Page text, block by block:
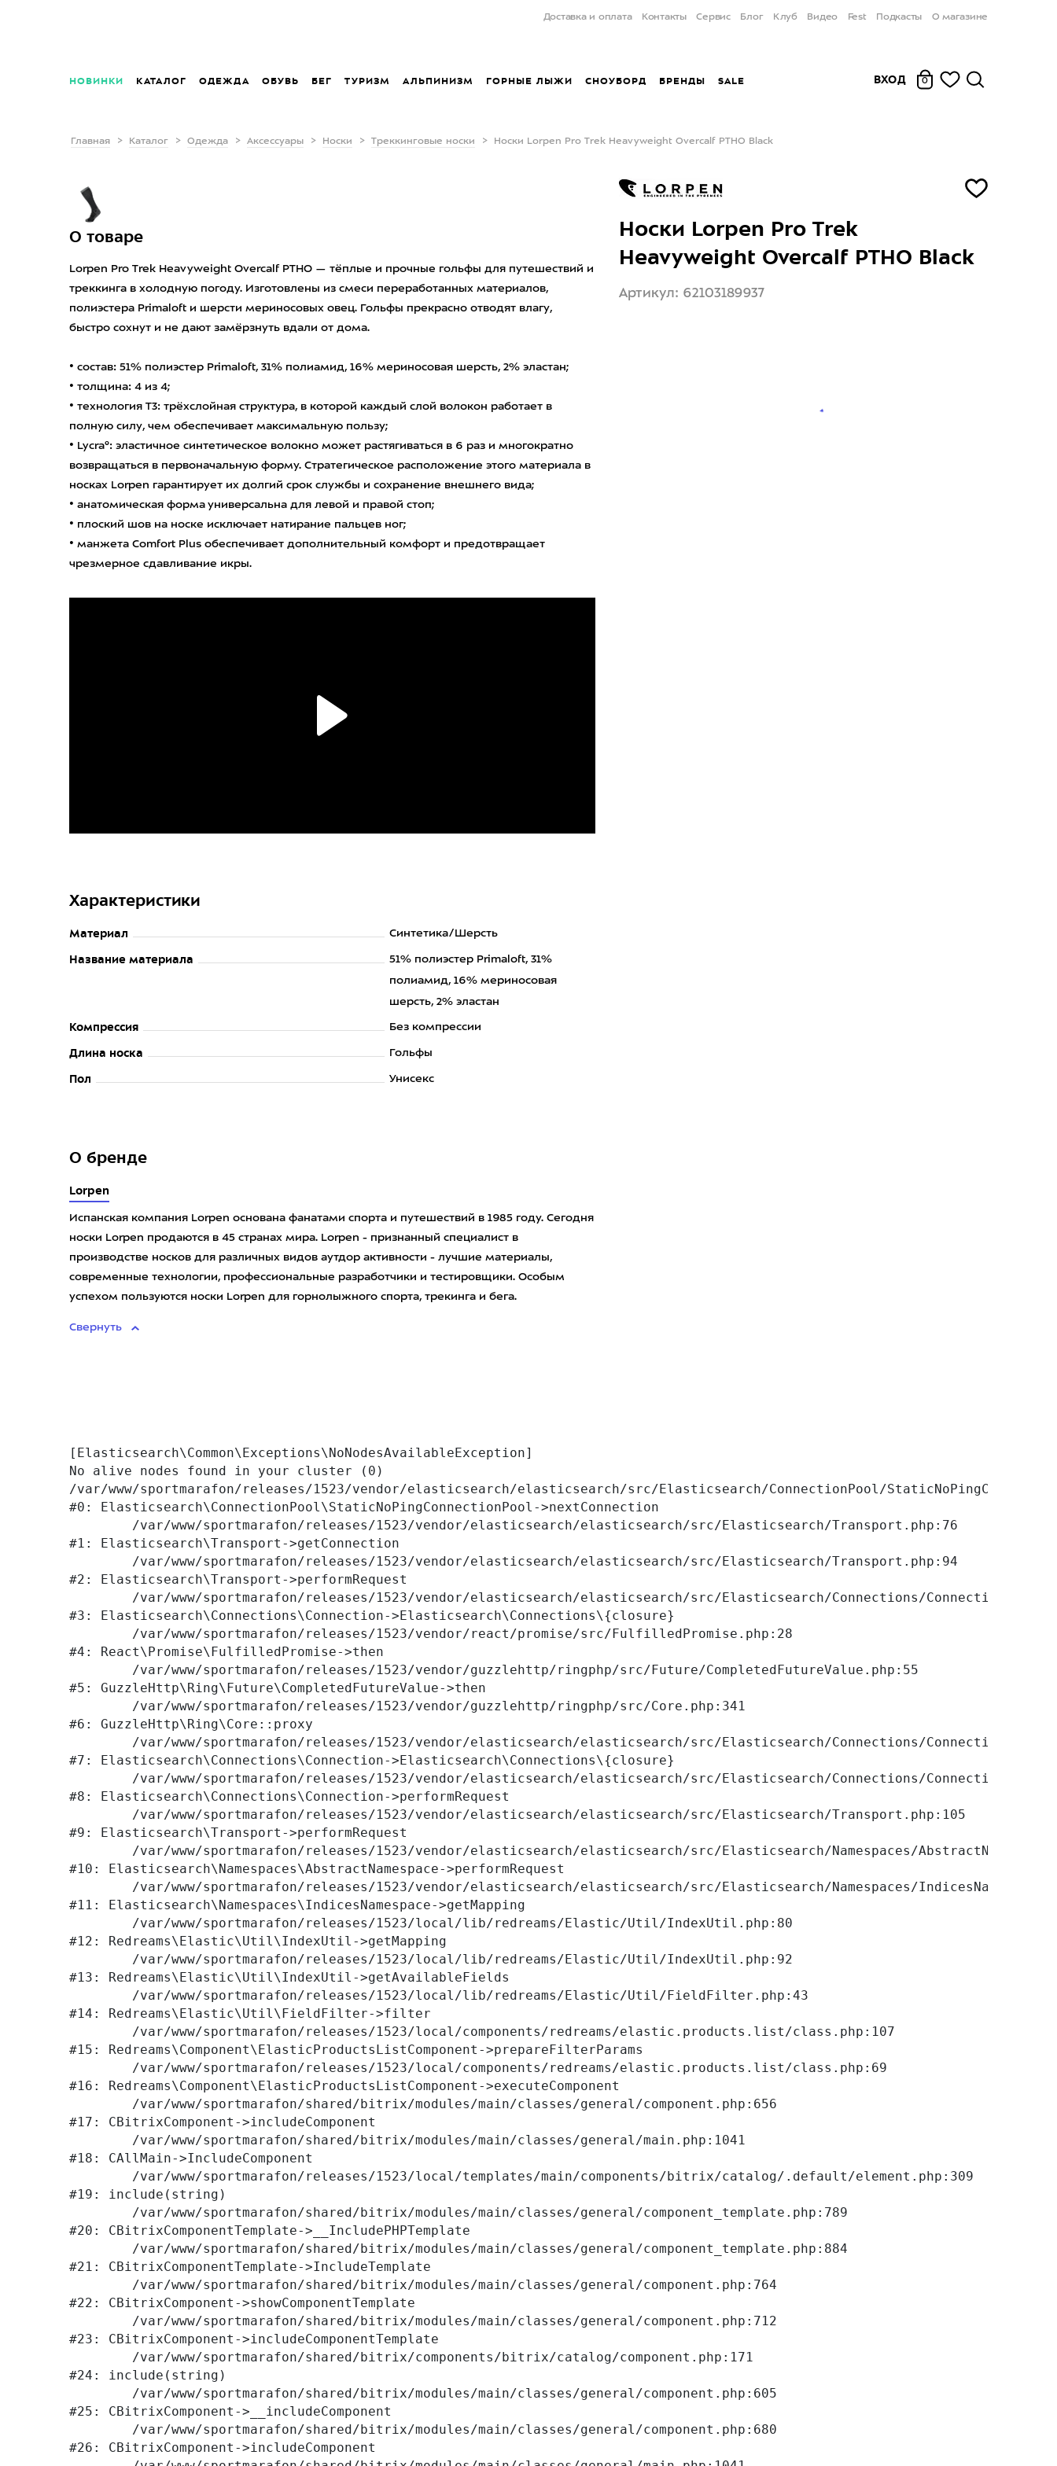
Доставка и оплата Контакты Сервис Блог Клуб Видео Fest Подкасты О магазине
НОВИНКИ КАТАЛОГ ОДЕЖДА ОБУВЬ БЕГ ТУРИЗМ АЛЬПИНИЗМ ГОРНЫЕ ЛЫЖИ СНОУБОРД БРЕНДЫ SALE ВХОД 0
Главная Каталог Одежда Аксессуары Носки Треккинговые носки Носки Lorpen Pro Trek Heavyweight Overcalf PTHO Black
О товаре
Lorpen Pro Trek Heavyweight Overcalf PTHO — тёплые и прочные гольфы для путешествий и
треккинга в холодную погоду. Изготовлены из смеси переработанных материалов,
полиэстера Primaloft и шерсти мериносовых овец. Гольфы прекрасно отводят влагу,
быстро сохнут и не дают замёрзнуть вдали от дома.
• состав: 51% полиэстер Primaloft, 31% полиамид, 16% мериносовая шерсть, 2% эластан;
• толщина: 4 из 4;
• технология T3: трёхслойная структура, в которой каждый слой волокон работает в
полную силу, чем обеспечивает максимальную пользу;
• Lycra®: эластичное синтетическое волокно может растягиваться в 6 раз и многократно
возвращаться в первоначальную форму. Стратегическое расположение этого материала в
носках Lorpen гарантирует их долгий срок службы и сохранение внешнего вида;
• анатомическая форма универсальна для левой и правой стоп;
• плоский шов на носке исключает натирание пальцев ног;
• манжета Comfort Plus обеспечивает дополнительный комфорт и предотвращает
чрезмерное сдавливание икры.
Характеристики
Материал Синтетика/Шерсть
Название материала
51% полиэстер Primaloft, 31%
полиамид, 16% мериносовая
шерсть, 2% эластан
Компрессия Без компрессии
Длина носка Гольфы
Пол Унисекс
О бренде
Lorpen
Испанская компания Lorpen основана фанатами спорта и путешествий в 1985 году. Сегодня
носки Lorpen продаются в 45 странах мира. Lorpen - признанный специалист в
производстве носков для различных видов аутдор активности - лучшие материалы,
современные технологии, профессиональные разработчики и тестировщики. Особым
успехом пользуются носки Lorpen для горнолыжного спорта, трекинга и бега.
Свернуть
Носки Lorpen Pro Trek
Heavyweight Overcalf PTHO Black
Артикул: 62103189937
[Elasticsearch\Common\Exceptions\NoNodesAvailableException]
No alive nodes found in your cluster (0)
/var/www/sportmarafon/releases/1523/vendor/elasticsearch/elasticsearch/src/Elasticsearch/ConnectionPool/
#0: Elasticsearch\ConnectionPool\StaticNoPingConnectionPool->nextConnection
#1: Elasticsearch\Transport->getConnection
#2: Elasticsearch\Transport->performRequest
#3: Elasticsearch\Connections\Connection->Elasticsearch\Connections\{closure}
#4: React\Promise\FulfilledPromise->then
#5: GuzzleHttp\Ring\Future\CompletedFutureValue->then
#6: GuzzleHttp\Ring\Core::proxy
#7: Elasticsearch\Connections\Connection->Elasticsearch\Connections\{closure}
#8: Elasticsearch\Connections\Connection->performRequest
#9: Elasticsearch\Transport->performRequest
#10: Elasticsearch\Namespaces\AbstractNamespace->performRequest
#11: Elasticsearch\Namespaces\IndicesNamespace->getMapping
#12: Redreams\Elastic\Util\IndexUtil->getMapping
#13: Redreams\Elastic\Util\IndexUtil->getAvailableFields
#14: Redreams\Elastic\Util\FieldFilter->filter
#15: Redreams\Component\ElasticProductsListComponent->prepareFilterParams
#16: Redreams\Component\ElasticProductsListComponent->executeComponent
#17: CBitrixComponent->includeComponent
#18: CAllMain->IncludeComponent
#19: include(string)
#20: CBitrixComponentTemplate->__IncludePHPTemplate
#21: CBitrixComponentTemplate->IncludeTemplate
#22: CBitrixComponent->showComponentTemplate
#23: CBitrixComponent->includeComponentTemplate
#24: include(string)
#25: CBitrixComponent->__includeComponent
#26: CBitrixComponent->includeComponent